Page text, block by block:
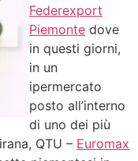
Federexport
Piemonte dove
in questi giorni,
in un
ipermercato
posto all’interno
di uno dei più
QTU – Euromax